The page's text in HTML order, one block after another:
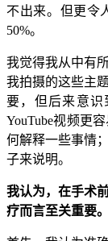
不出来。但更令
50%。
我觉得我从中有
我拍摄的这些主
要，但后来意
YouTube视频更
何解释一些事情
子来说明。
我认为，在手术
疗而言至关重要